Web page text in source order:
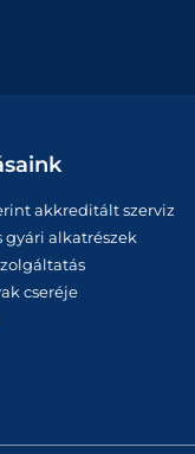
akkreditált szerviz
gyári alkatrészek
cseréje